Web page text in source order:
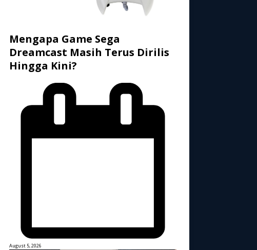
Mengapa Game Sega
Dreamcast Masih Terus Dirilis
Hingga Kini?
August 5, 2026